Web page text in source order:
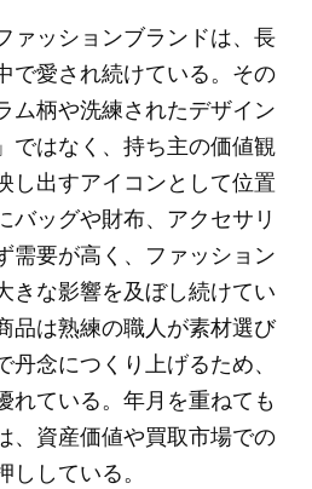
ァッションブランドは、長
愛され続けている。 その
ム柄や洗練されたデザイン
ではなく、持ち主の価値観
し出すアイコンとして位置
バッグや財布、アクセサリ
需要が高く、ファッション
きな影響を及ぼし続けてい
品は熟練の職人が素材選び
念につくり上げるため、
れている。年月を重ねても
、資産価値や買取市場での
している。